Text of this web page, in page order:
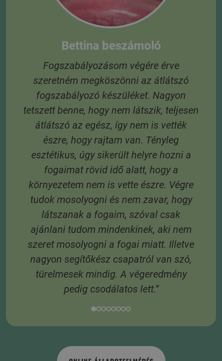
Bettina beszámoló
Fogszabályozásom végére érve
szeretném megköszönni az átlátszó
fogszabályozó készüléket. Nagyon
tetszett benne, hogy nem látszik, teljesen
átlátszó az egész, így nem is vették
észre, hogy rajtam van. Tényleg
esztétikus, úgy sikerült helyre hozni a
fogaimat rövid idő alatt, hogy a
környezetem nem is vette észre. Végre
tudok mosolyogni és nem zavar, hogy
látszanak a fogaim, szóval csak
ajánlani tudom mindenkinek, aki nem
szeret mosolyogni a fogai miatt. Illetve
nagyon segítőkész csapatról van szó,
türelmesek mindig. A végeredmény
pedig csodálatos lett.”